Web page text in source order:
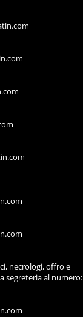
necrologi, offro e
segreteria al numero: